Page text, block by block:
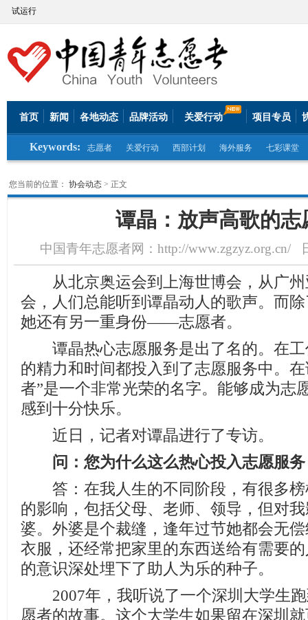
试运行
首页 新闻 各地动态 品牌活动 关爱行动 项目专员
Keywords: 志愿者 关爱行动 西部计划 海外服务 七彩课堂
您当前的位置： 协会动态> 正文
谭晶：放声高歌的志
中国青年志愿者网：http://www.zgzyz.org.cn/
从北京奥运会到上海世博会，从广州
会，人们总能听到谭晶动人的歌声。而
她还有另一重身份——志愿者。
谭晶热心志愿服务是出了名的。在工
的精力和时间都投入到了志愿服务中。
者”是一个非常光荣的名字。能够成为志
感到十分快乐。
近日，记者对谭晶进行了专访。
问：您为什么这么热心投入志愿服
答：在我人生的不同阶段，有很多榜
的影响，包括父母、老师、领导，但对
婆。外婆是个裁缝，逢年过节她都会无
衣服，还经常把家里的东西送给有需要
的意识深处埋下了助人为乐的种子。
2007年，我听说了一个深圳大学生跑
愿者的故事。这个大学生如果留在深圳